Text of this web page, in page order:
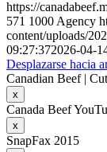
https://
571 1000 Agency
content/uploads/
09:27:372026-04-
Desplazarse hacia
Canadian Beef |
x
Canada Beef
x
SnapFax 2015